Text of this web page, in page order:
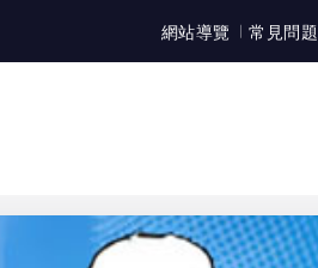
網站導覽 常見問題